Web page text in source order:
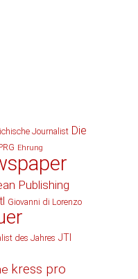
Journalist Die
Ehrung
Publishing
Giovanni di Lorenzo
des Jahres JTI
kress pro